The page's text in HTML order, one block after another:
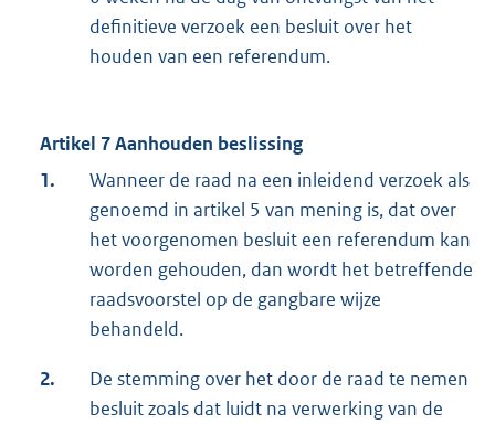
definitieve verzoek een besluit over het
houden van een referendum.
Artikel 7 Aanhouden beslissing
1.
Wanneer de raad na een inleidend verzoek als
genoemd in artikel 5 van mening is, dat over
het voorgenomen besluit een referendum kan
worden gehouden, dan wordt het betreffende
raadsvoorstel op de gangbare wijze
behandeld.
2.
De stemming over het door de raad te nemen
besluit zoals dat luidt na verwerking van de